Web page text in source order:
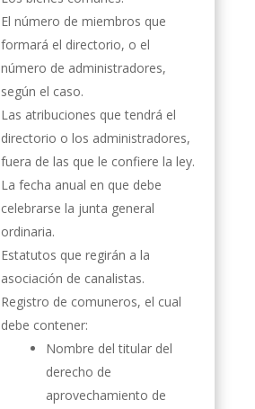
El número de miembros que
formará el directorio, o el
número de administradores,
según el caso.
Las atribuciones que tendrá el
directorio o los administradores,
fuera de las que le confiere la ley.
La fecha anual en que debe
celebrarse la junta general
ordinaria.
Estatutos que regirán a la
asociación de canalistas.
Registro de comuneros, el cual
debe contener:
Nombre del titular del
derecho de
aprovechamiento de